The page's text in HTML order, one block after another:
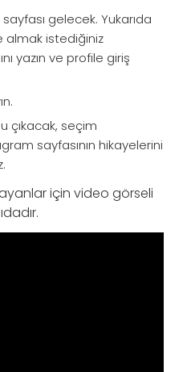
gelecek. Yukarıda
almak istediğiniz
yazın ve profile giriş
çıkacak, seçim
sayfasının hikayelerini
için video görseli